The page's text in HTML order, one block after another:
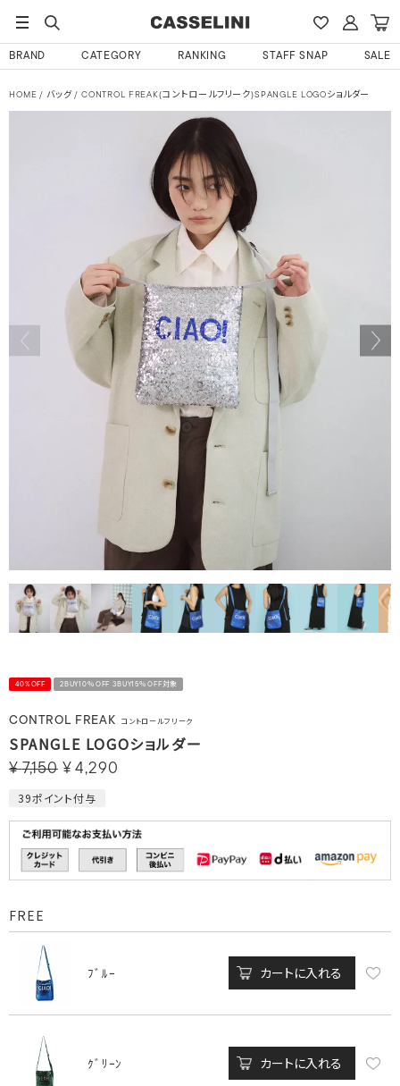
BRAND CATEGORY RANKING STAFF SNAP SALE
HOME バッグ CONTROL FREAK(コントロールフリーク)SPANGLE LOGOショルダー
40%OFF 2BUY10％OFF 3BUY15％OFF対象
CONTROL FREAK コントロールフリーク
SPANGLE LOGOショルダー
¥ 7,150 ¥ 4,290
39ポイント付与
FREE
ﾌﾞﾙｰ カートに入れる
ｸﾞﾘｰﾝ カートに入れる